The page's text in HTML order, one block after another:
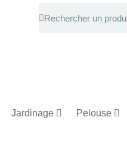
Jardinage Pelouse